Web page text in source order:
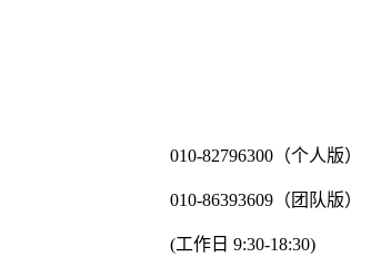
010-82796300（个人版）
010-86393609（团队版）
(工作日 9:30-18:30)